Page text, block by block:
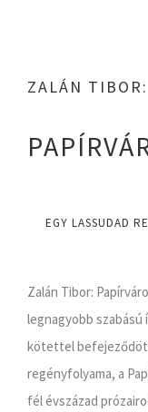
ZALÁN TIBOR:
EGY LASSUDAD
Zalán Tibor:
legnagyobb szabású
kötettel
regényfolyama, a
fél évszázad